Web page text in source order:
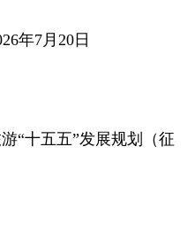
年7月20日
“十五五”发展规划（征